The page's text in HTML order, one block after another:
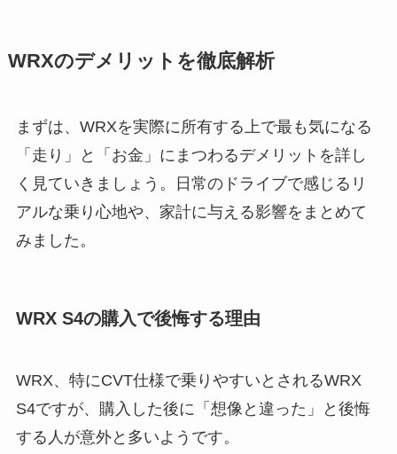
WRXのデメリットを徹底解析
まずは、WRXを実際に所有する上で最も気になる
「走り」と「お金」にまつわるデメリットを詳し
く見ていきましょう。日常のドライブで感じるリ
アルな乗り心地や、家計に与える影響をまとめて
みました。
WRX S4の購入で後悔する理由
WRX、特にCVT仕様で乗りやすいとされるWRX
S4ですが、購入した後に「想像と違った」と後悔
する人が意外と多いようです。